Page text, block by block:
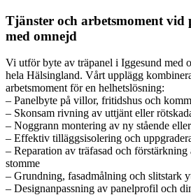
Tjänster och arbetsmoment vid
med omnejd
Vi utför byte av träpanel i Iggesund med
hela Hälsingland. Vårt upplägg
arbetsmoment för en helhetslösning:
– Panelbyte på villor, fritidshus och
– Skonsam rivning av uttjänt eller
– Noggrann montering av ny stående
– Effektiv tilläggsisolering och
– Reparation av träfasad och
stomme
– Grundning, fasadmålning och slitstark
– Designanpassning av panelprofil och